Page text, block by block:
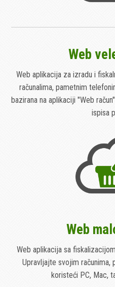
Web
Web aplikacija za izradu i
računalima, pametnim
bazirana na aplikaciji "Web
ispisa
Web
Web aplikacija sa
Upravljajte svojim računima,
koristeći PC, Mac,